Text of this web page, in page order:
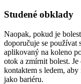
Studené obklady
Naopak, pokud je
doporučuje se používat
aplikovaný na koleno
otok a zmírnit bolest.
kontaktem s ledem,
jako bariéru.